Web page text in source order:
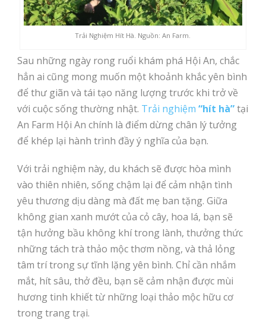
Trải Nghiệm Hít Hà. Nguồn: An Farm.
Sau những ngày rong ruổi khám phá Hội An, chắc
hẳn ai cũng mong muốn một khoảnh khắc yên bình
để thư giãn và tái tạo năng lượng trước khi trở về
với cuộc sống thường nhật. Trải nghiệm “hít hà”tại
An Farm Hội An chính là điểm dừng chân lý tưởng
để khép lại hành trình đầy ý nghĩa của bạn.
Với trải nghiệm này, du khách sẽ được hòa mình
vào thiên nhiên, sống chậm lại để cảm nhận tình
yêu thương dịu dàng mà đất mẹ ban tặng. Giữa
không gian xanh mướt của cỏ cây, hoa lá, bạn sẽ
tận hưởng bầu không khí trong lành, thưởng thức
những tách trà thảo mộc thơm nồng, và thả lỏng
tâm trí trong sự tĩnh lặng yên bình. Chỉ cần nhắm
mắt, hít sâu, thở đều, bạn sẽ cảm nhận được mùi
hương tinh khiết từ những loại thảo mộc hữu cơ
trong trang trại.